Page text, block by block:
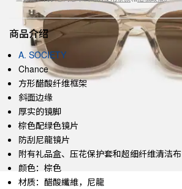
商品介绍
A. SOCIETY
Chance
方形醋酸纤维框架
斜面边缘
厚实的镜脚
棕色配绿色镜片
防刮尼龍镜片
附有礼品盒、压花保护套和超细纤维清洁布
颜色：棕色
材质：醋酸纖維，尼龍